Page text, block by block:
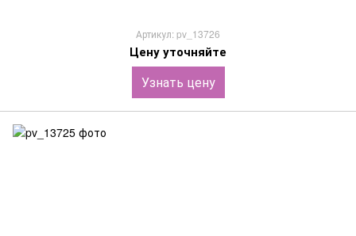
Артикул: pv_13726
Цену уточняйте
Узнать цену